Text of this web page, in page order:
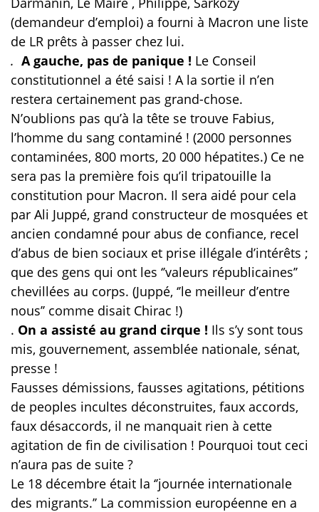
(demandeur d’emploi) a fourni à Macron une liste
de LR prêts à passer chez lui.
. A gauche, pas de panique ! Le Conseil
constitutionnel a été saisi ! A la sortie il n’en
restera certainement pas grand-chose.
N’oublions pas qu’à la tête se trouve Fabius,
l’homme du sang contaminé ! (2000 personnes
contaminées, 800 morts, 20 000 hépatites.) Ce ne
sera pas la première fois qu’il tripatouille la
constitution pour Macron. Il sera aidé pour cela
par Ali Juppé, grand constructeur de mosquées et
ancien condamné pour abus de confiance, recel
d’abus de bien sociaux et prise illégale d’intérêts ;
que des gens qui ont les ‘’valeurs républicaines’’
chevillées au corps. (Juppé, ‘’le meilleur d’entre
nous’’ comme disait Chirac !)
. On a assisté au grand cirque ! Ils s’y sont tous
mis, gouvernement, assemblée nationale, sénat,
presse !
Fausses démissions, fausses agitations, pétitions
de peoples incultes déconstruites, faux accords,
faux désaccords, il ne manquait rien à cette
agitation de fin de civilisation ! Pourquoi tout ceci
n’aura pas de suite ?
Le 18 décembre était la ‘’journée internationale
des migrants.’’ La commission européenne en a